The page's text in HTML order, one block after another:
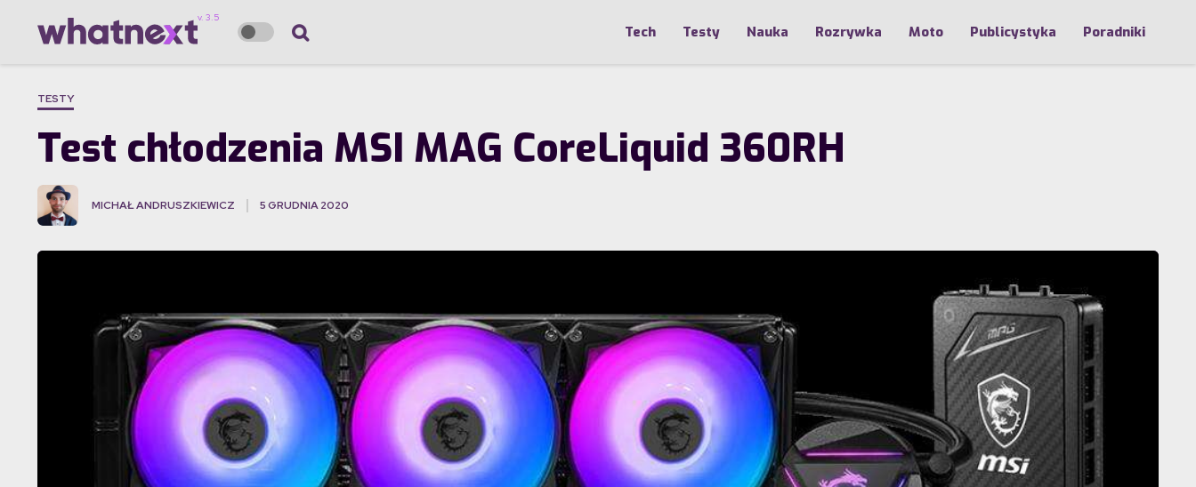
Tech Testy Nauka Rozrywka Moto Publicystyka Poradniki
TESTY
Test chłodzenia MSI MAG CoreLiquid 360RH
MICHAŁ ANDRUSZKIEWICZ 5 GRUDNIA 2020